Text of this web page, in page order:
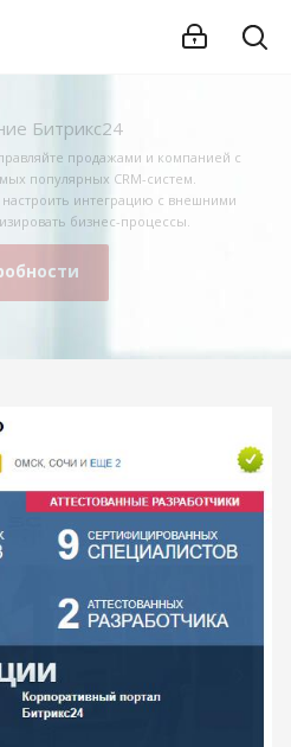
Битрикс24
продажами и компанией с
популярных CRM-систем.
интеграцию с внешними
бизнес-процессы.